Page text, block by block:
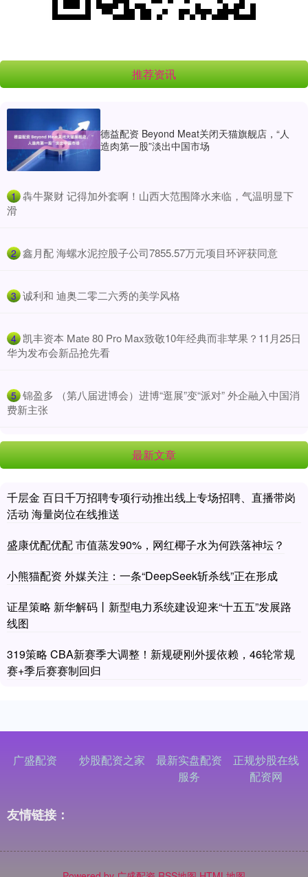
推荐资讯
德益配资 Beyond Meat关闭天猫旗舰店，“人
造肉第一股”淡出中国市场
1 ​犇牛聚财 记得加外套啊！山西大范围降水来临，气温明显下
滑
2 ​鑫月配 海螺水泥控股子公司7855.57万元项目环评获同意
3 ​诚利和 迪奥二零二六秀的美学风格
4 ​凯丰资本 Mate 80 Pro Max致敬10年经典而非苹果？11月25日
华为发布会新品抢先看
5 ​锦盈多 （第八届进博会）进博“逛展”变“派对” 外企融入中国消
费新主张
最新文章
千层金 百日千万招聘专项行动推出线上专场招聘、直播带岗
活动 海量岗位在线推送
盛康优配优配 市值蒸发90%，网红椰子水为何跌落神坛？
小熊猫配资 外媒关注：一条“DeepSeek斩杀线”正在形成
证星策略 新华解码丨新型电力系统建设迎来“十五五”发展路
线图
319策略 CBA新赛季大调整！新规硬刚外援依赖，46轮常规
赛+季后赛赛制回归
广盛配资 炒股配资之家
最新实盘配资
服务
正规炒股在线
配资网
友情链接：